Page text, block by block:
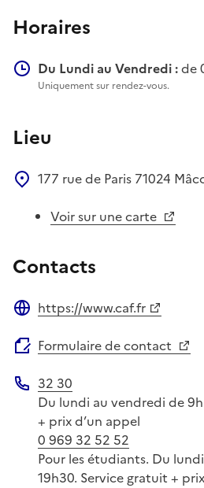
Horaires
Du Lundi au Vendredi :de
Uniquement sur rendez-vous.
Lieu
177 rue de Paris 71024
Voir sur une carte
Contacts
https://www.caf.fr
Formulaire de contact
Téléphone
32 30
Du lundi au vendredi de
+ prix d’un appel
0 969 32 52 52
Pour les étudiants. Du
19h30. Service gratuit +